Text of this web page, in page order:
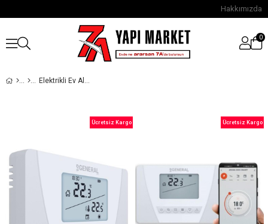
Hakkımızda
0
Elektrikli Ev Aletleri
Ücretsiz Kargo Ücretsiz Kargo